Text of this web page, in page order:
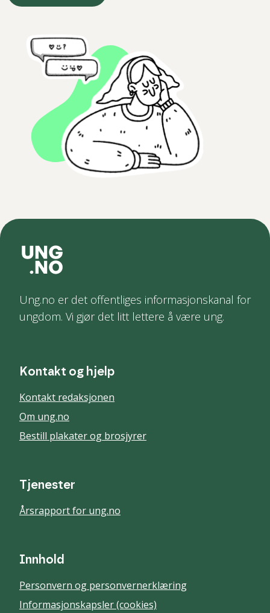
Ung.no er det offentliges informasjonskanal for
ungdom. Vi gjør det litt lettere å være ung.
Kontakt og hjelp
Kontakt redaksjonen
Om ung.no
Bestill plakater og brosjyrer
Tjenester
Årsrapport for ung.no
Innhold
Personvern og personvernerklæring
Informasjonskapsler (cookies)